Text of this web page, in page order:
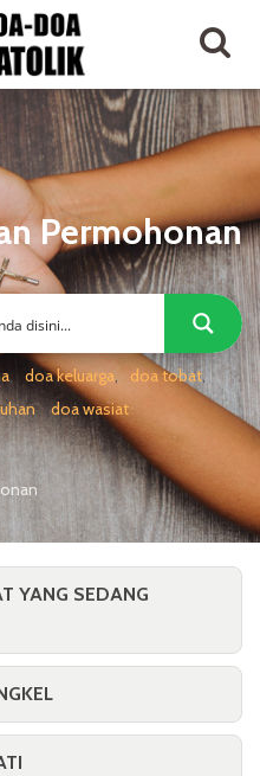
Permohonan
doa keluarga
doa tobat
doa wasiat
YANG SEDANG